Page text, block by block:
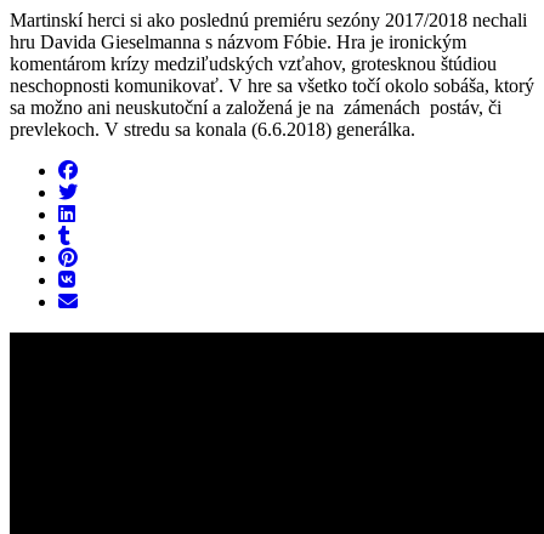
Martinskí herci si ako poslednú premiéru sezóny 2017/2018 nechali
hru Davida Gieselmanna s názvom Fóbie. Hra je ironickým
komentárom krízy medziľudských vzťahov, grotesknou štúdiou
neschopnosti komunikovať. V hre sa všetko točí okolo sobáša, ktorý
sa možno ani neuskutoční a založená je na zámenách postáv, či
prevlekoch. V stredu sa konala (6.6.2018) generálka.